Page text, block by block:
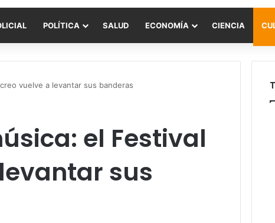
POLÍTICA SALUD ECONOMÍA CIENCIA
vuelve a levantar sus banderas
el Festival
sus